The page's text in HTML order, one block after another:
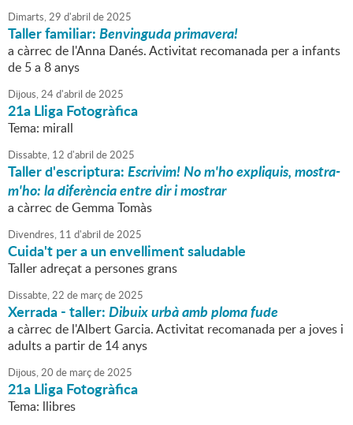
Dimarts,29 d'abril de2025
Taller familiar:Benvinguda primavera!
a càrrec de l'Anna Danés. Activitat recomanada per a infants
de 5 a 8 anys
Dijous,24d'abril de2025
21a Lliga Fotogràfica
Tema: mirall
Dissabte, 12 d'abril de2025
Taller d'escriptura:Escrivim! No m'ho expliquis, mostra-
m'ho: la diferència entre dir i mostrar
a càrrec de Gemma Tomàs
Divendres, 11 d'abril de2025
Cuida't per a un envelliment saludable
Taller adreçat a persones grans
Dissabte,22 de marçde2025
Xerrada - taller:Dibuix urbà amb ploma fude
a càrrec de l'Albert Garcia. Activitat recomanada per a joves i
adults a partir de 14 anys
Dijous,20 de marçde2025
21a Lliga Fotogràfica
Tema: llibres